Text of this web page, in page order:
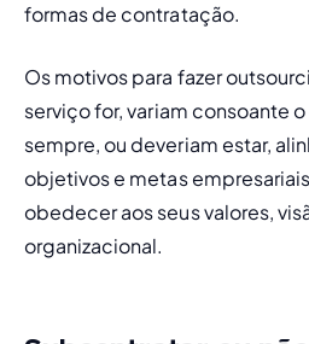
formas de contratação.
Os motivos para fazer
serviço for, variam consoante
sempre, ou deveriam estar,
objetivos e metas
obedecer aos seus valores,
organizacional.